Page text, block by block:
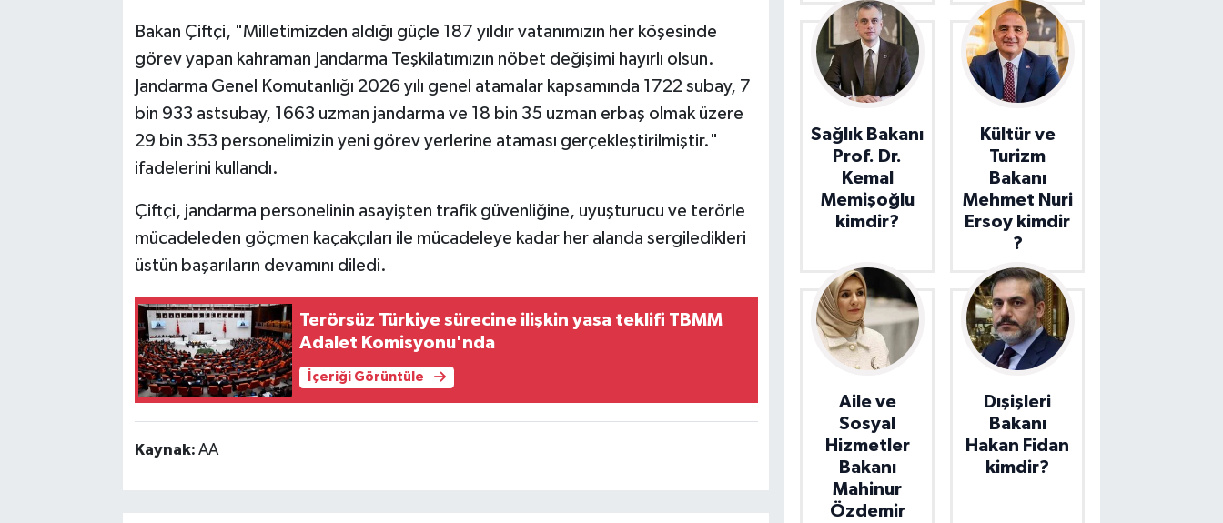
Bakan Çiftçi, "Milletimizden aldığı güçle 187 yıldır vatanımızın her köşesinde
görev yapan kahraman Jandarma Teşkilatımızın nöbet değişimi hayırlı olsun.
Jandarma Genel Komutanlığı 2026 yılı genel atamalar kapsamında 1722 subay, 7
bin 933 astsubay, 1663 uzman jandarma ve 18 bin 35 uzman erbaş olmak üzere
29 bin 353 personelimizin yeni görev yerlerine ataması gerçekleştirilmiştir."
ifadelerini kullandı.
Çiftçi, jandarma personelinin asayişten trafik güvenliğine, uyuşturucu ve terörle
mücadeleden göçmen kaçakçıları ile mücadeleye kadar her alanda sergiledikleri
üstün başarıların devamını diledi.
Terörsüz Türkiye sürecine ilişkin yasa teklifi TBMM
Adalet Komisyonu'nda
İçeriği Görüntüle
Kaynak: AA
Sağlık Bakanı
Prof. Dr.
Kemal
Memişoğlu
kimdir?
Kültür ve
Turizm
Bakanı
Mehmet Nuri
Ersoy kimdir
?
Aile ve
Sosyal
Hizmetler
Bakanı
Mahinur
Özdemir
Dışişleri
Bakanı
Hakan Fidan
kimdir?